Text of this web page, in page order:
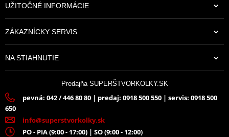
UŽITOČNÉ INFORMÁCIE
ZÁKAZNÍCKY SERVIS
NA STIAHNUTIE
Predajňa SUPERŠTVORKOLKY.SK
pevná: 042 / 446 80 80 | predaj: 0918 500 550 | servis: 0918 500
650
info@superstvorkolky.sk
PO - PIA (9:00 - 17:00) | SO (9:00 - 12:00)